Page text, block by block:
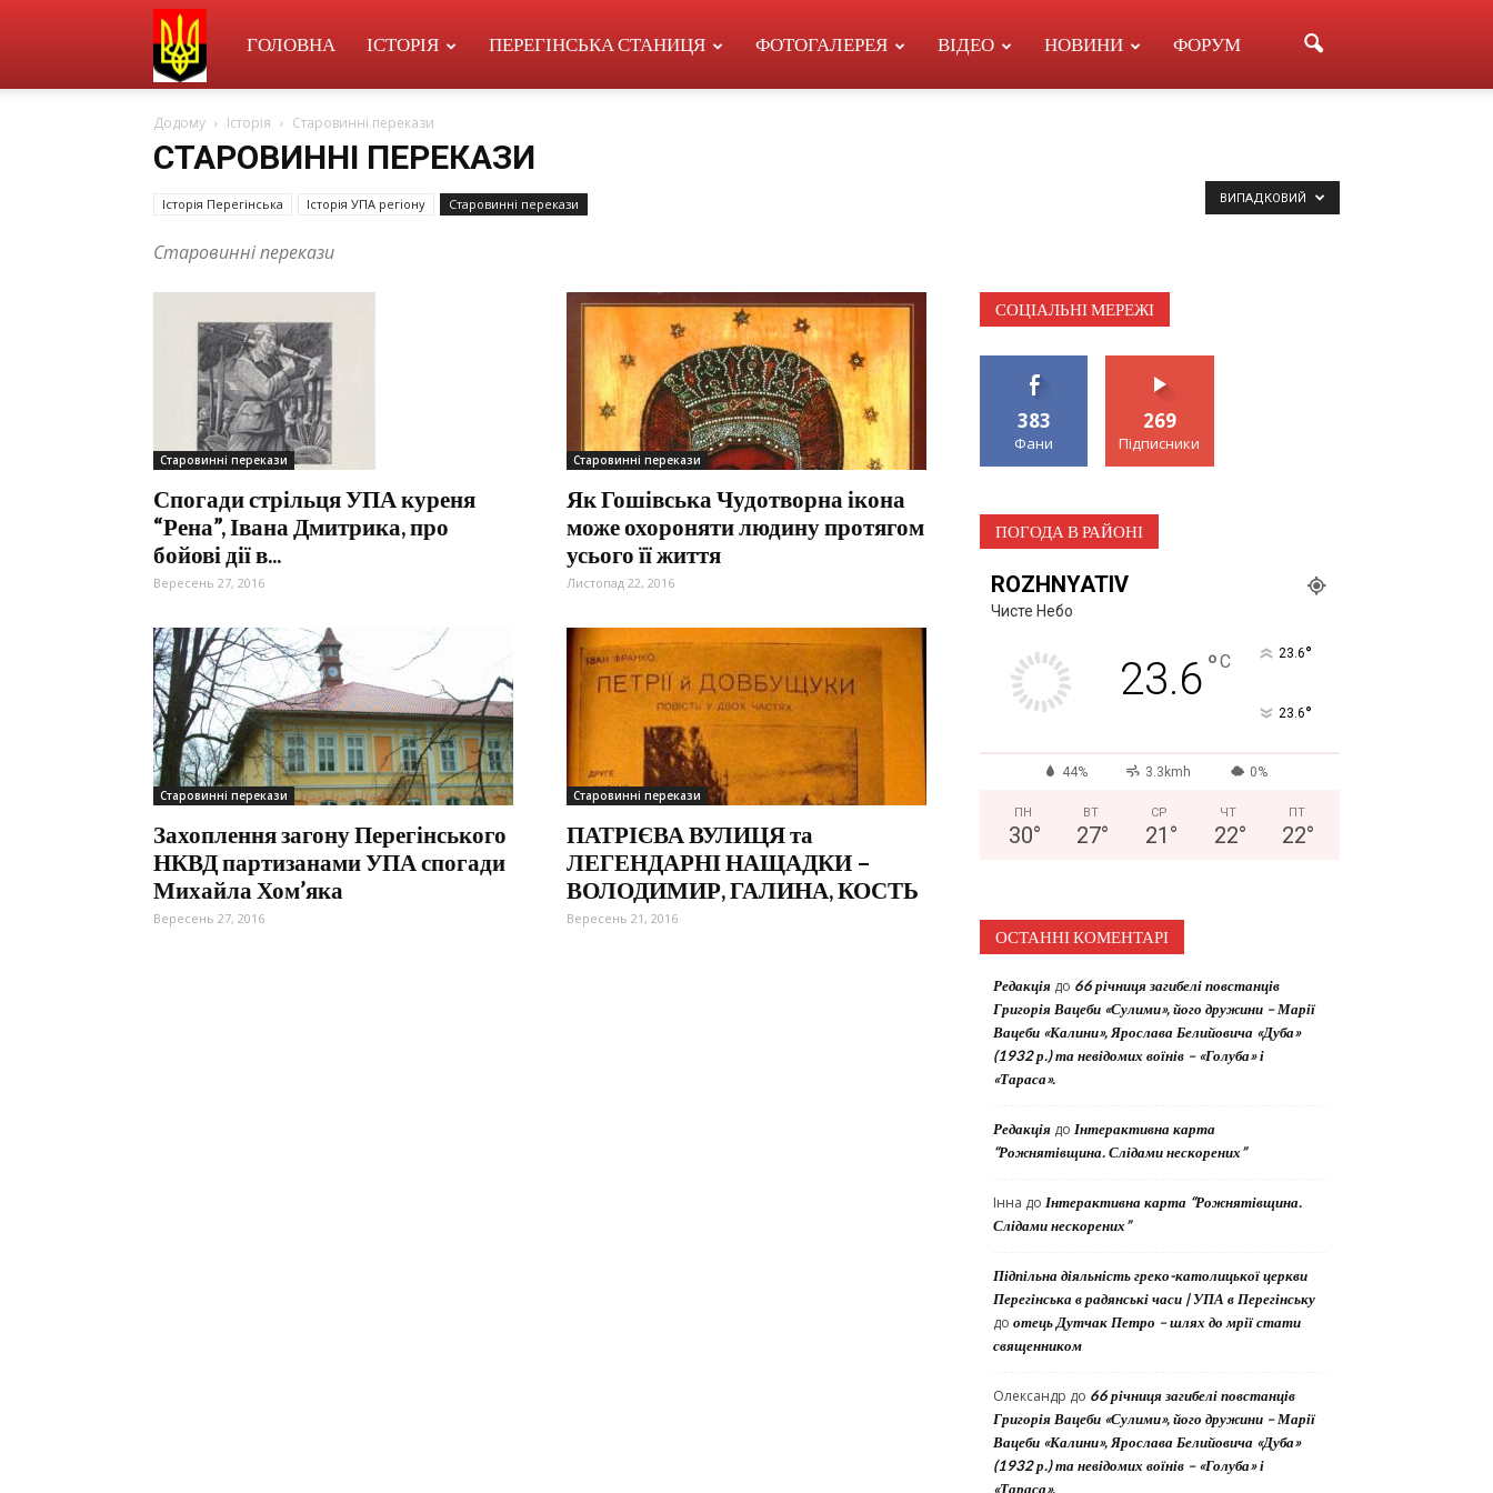
УПА
в
ГОЛОВНА ІСТОРІЯ ПЕРЕГІНСЬКА СТАНИЦЯ ФОТОГАЛЕРЕЯ ВІДЕО НОВИНИ ФОРУМ
Додому Історія Старовинні перекази
СТАРОВИННІ ПЕРЕКАЗИ
Історія Перегінська Історія УПА регіону Старовинні перекази
Старовинні перекази
ВИПАДКОВИЙ
Старовинні перекази
Спогади стрільця УПА куреня
“Рена”, Івана Дмитрика, про
бойові дії в...
Вересень 27, 2016
Старовинні перекази
Як Гошівська Чудотворна ікона
може охороняти людину протягом
усього її життя
Листопад 22, 2016
Старовинні перекази
Захоплення загону Перегінського
НКВД партизанами УПА спогади
Михайла Хом’яка
Вересень 27, 2016
Старовинні перекази
ПАТРІЄВА ВУЛИЦЯ та
ЛЕГЕНДАРНІ НАЩАДКИ –
ВОЛОДИМИР, ГАЛИНА, КОСТЬ
Вересень 21, 2016
СОЦІАЛЬНІ МЕРЕЖІ
383
Фани
269
Підписники
ПОГОДА В РАЙОНІ
ROZHNYATIV
Чисте Небо
23.6°C 23.6°
23.6°
44% 3.3kmh 0%
ПН
30°
ВТ
27°
СР
21 °
ЧТ
22°
ПТ
22°
ОСТАННІ КОМЕНТАРІ
Редакція до 66 річниця загибелі повстанців
Григорія Вацеби «Сулими», його дружини – Марії
Вацеби «Калини», Ярослава Белийовича «Дуба»
(1932 р.) та невідомих воїнів – «Голуба» і
«Тараса».
Редакція до Інтерактивна карта
“Рожнятівщина. Слідами нескорених”
Інна до Інтерактивна карта “Рожнятівщина.
Слідами нескорених”
Підпільна діяльність греко-католицької церкви
Перегінська в радянські часи | УПА в Перегінську
до отець Дутчак Петро – шлях до мрії стати
священником
Олександр до 66 річниця загибелі повстанців
Григорія Вацеби «Сулими», його дружини – Марії
Вацеби «Калини», Ярослава Белийовича «Дуба»
(1932 р.) та невідомих воїнів – «Голуба» і
«Тараса».